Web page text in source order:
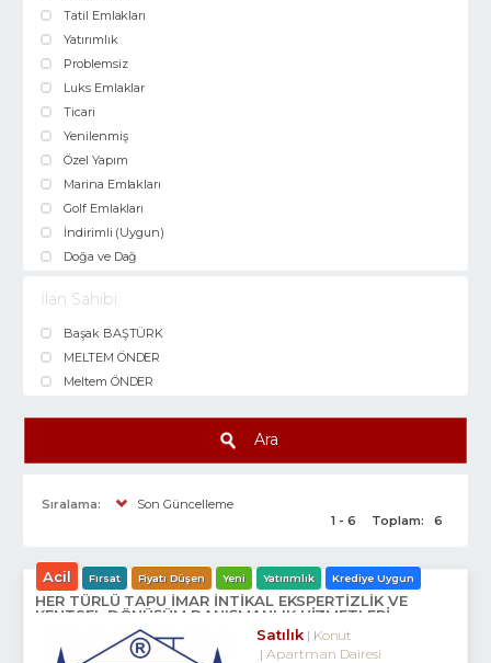
Tatil Emlakları
Yatırımlık
Problemsiz
Luks Emlaklar
Ticari
Yenilenmiş
Özel Yapım
Marina Emlakları
Golf Emlakları
İndirimli (Uygun)
Doğa ve Dağ
İlan Sahibi
Başak BAŞTÜRK
MELTEM ÖNDER
Meltem ÖNDER
Ara
Sıralama:
Son Güncelleme
1 - 6
Toplam: 6
Acil Fırsat Fiyatı Düşen Yeni Yatırımlık Krediye Uygun
HER TÜRLÜ TAPU İMAR İNTİKAL EKSPERTİZLİK VE
KENTSEL DÖNÜŞÜM DANIŞMANLIK HİZMETLERİ
Satılık
Konut
Apartman Dairesi